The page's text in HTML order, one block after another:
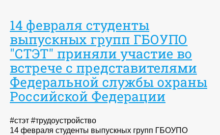
14 февраля студенты
выпускных групп ГБОУПО
"СТЭТ" приняли участие во
встрече с представителями
Федеральной службы охраны
Российской Федерации
#стэт #трудоустройство
14 февраля студенты выпускных групп ГБОУПО